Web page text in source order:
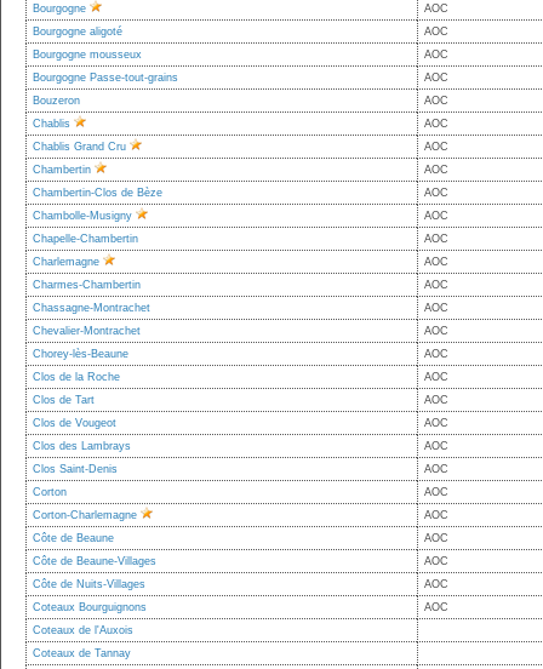
Bourgogne
AOC
Bourgogne aligoté
AOC
Bourgogne mousseux
AOC
Bourgogne Passe-tout-grains
AOC
Bouzeron
AOC
Chablis
AOC
Chablis Grand Cru
AOC
Chambertin
AOC
Chambertin-Clos de Bèze
AOC
Chambolle-Musigny
AOC
Chapelle-Chambertin
AOC
Charlemagne
AOC
Charmes-Chambertin
AOC
Chassagne-Montrachet
AOC
Chevalier-Montrachet
AOC
Chorey-lès-Beaune
AOC
Clos de la Roche
AOC
Clos de Tart
AOC
Clos de Vougeot
AOC
Clos des Lambrays
AOC
Clos Saint-Denis
AOC
Corton
AOC
Corton-Charlemagne
AOC
Côte de Beaune
AOC
Côte de Beaune-Villages
AOC
Côte de Nuits-Villages
AOC
Coteaux Bourguignons
AOC
Coteaux de l'Auxois
Coteaux de Tannay